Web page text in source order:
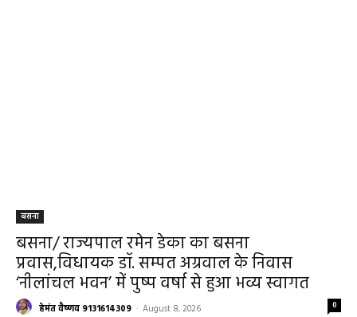
बसना
बसना/ राज्यपाल रमेन डेका का बसना
प्रवास,विधायक डॉ. सम्पत अग्रवाल के निवास
‘नीलांचल भवन’ में पुष्प वर्षा से हुआ भव्य स्वागत
हेमंत वैष्णव 9131614309 - August 8, 2026 0